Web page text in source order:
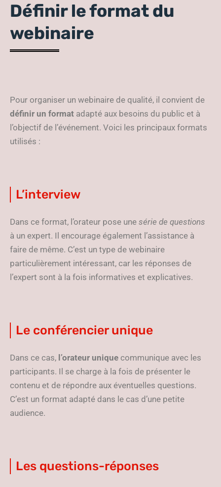
Définir le format du
webinaire
Pour organiser un webinaire de qualité, il convient de
définir un format adapté aux besoins du public et à
l’objectif de l’événement. Voici les principaux formats
utilisés :
L’interview
Dans ce format, l’orateur pose une série de questions
à un expert. Il encourage également l’assistance à
faire de même. C’est un type de webinaire
particulièrement intéressant, car les réponses de
l’expert sont à la fois informatives et explicatives.
Le conférencier unique
Dans ce cas, l’orateur unique communique avec les
participants. Il se charge à la fois de présenter le
contenu et de répondre aux éventuelles questions.
C’est un format adapté dans le cas d’une petite
audience.
Les questions-réponses